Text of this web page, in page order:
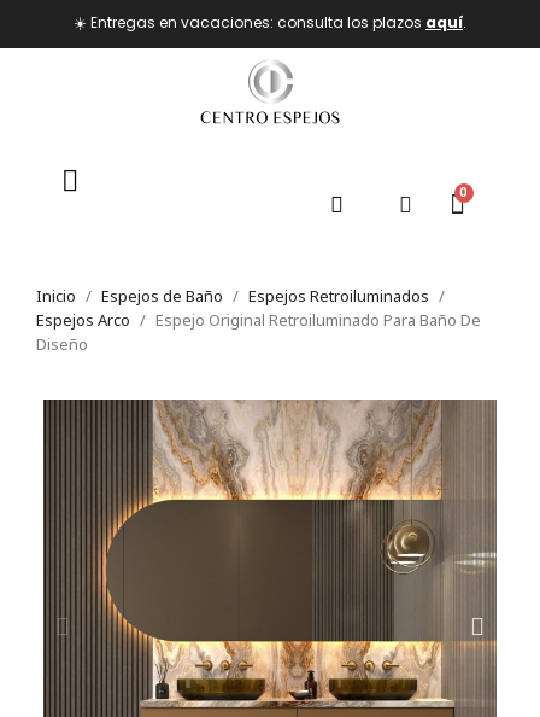
☀️ Entregas en vacaciones: consulta los plazos aquí.
Inicio Espejos de Baño
Espejos Retroiluminados
Espejos Arco
Espejo Original Retroiluminado Para Baño De
Diseño